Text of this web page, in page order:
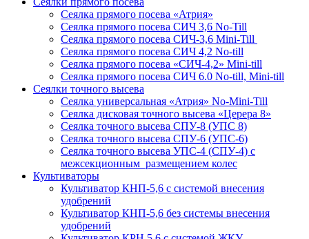
Сеялка прямого посева «Атрия»
Сеялка прямого посева СИЧ 3,6 No-Till
Сеялка прямого посева СИЧ-3,6 Mini-Till
Сеялка прямого посева СИЧ 4,2 No-till
Сеялка прямого посева «СИЧ-4,2» Mini-till
Сеялка прямого посева СИЧ 6.0 No-till, Mini-till
Сеялки точного высева
Сеялка универсальная «Атрия» No-Mini-Till
Сеялка дисковая точного высева «Церера 8»
Сеялка точного высева СПУ-8 (УПС 8)
Сеялка точного высева СПУ-6 (УПС-6)
Сеялка точного высева УПС-4 (СПУ-4) с
межсекционным размещением колес
Культиваторы
Культиватор КНП-5,6 с системой внесения
удобрений
Культиватор КНП-5,6 без системы внесения
удобрений